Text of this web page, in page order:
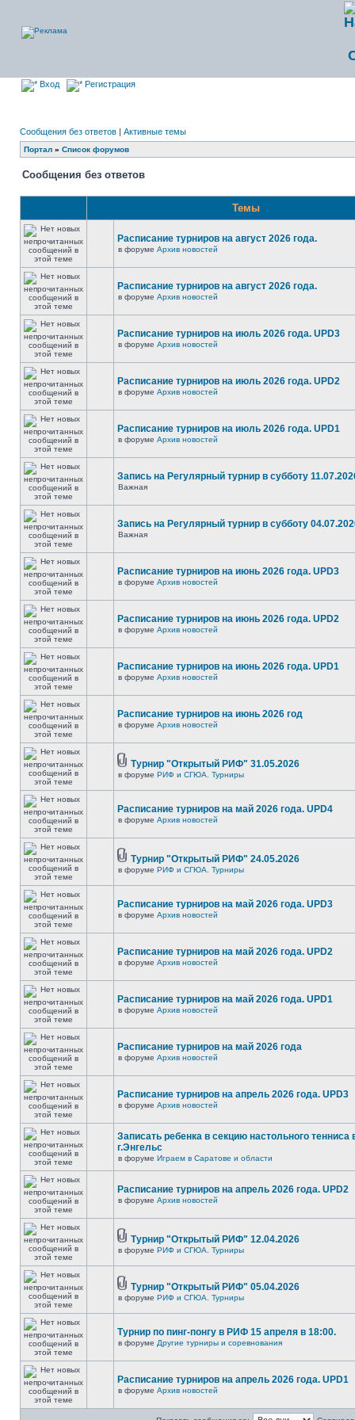
Вход Регистрация
Сообщения без ответов | Активные темы
Портал » Список форумов
Сообщения без ответов
Темы
Расписание турниров на август 2026 года.
в форуме Архив новостей
Расписание турниров на август 2026 года.
в форуме Архив новостей
Расписание турниров на июль 2026 года. UPD3
в форуме Архив новостей
Расписание турниров на июль 2026 года. UPD2
в форуме Архив новостей
Расписание турниров на июль 2026 года. UPD1
в форуме Архив новостей
Запись на Регулярный турнир в субботу
Важная
Запись на Регулярный турнир в субботу
Важная
Расписание турниров на июнь 2026 года. UPD3
в форуме Архив новостей
Расписание турниров на июнь 2026 года. UPD2
в форуме Архив новостей
Расписание турниров на июнь 2026 года. UPD1
в форуме Архив новостей
Расписание турниров на июнь 2026 год
в форуме Архив новостей
Турнир "Открытый РИФ" 31.05.2026
в форуме РИФ и СГЮА. Турниры
Расписание турниров на май 2026 года. UPD4
в форуме Архив новостей
Турнир "Открытый РИФ" 24.05.2026
в форуме РИФ и СГЮА. Турниры
Расписание турниров на май 2026 года. UPD3
в форуме Архив новостей
Расписание турниров на май 2026 года. UPD2
в форуме Архив новостей
Расписание турниров на май 2026 года. UPD1
в форуме Архив новостей
Расписание турниров на май 2026 года
в форуме Архив новостей
Расписание турниров на апрель 2026 года. UPD3
в форуме Архив новостей
Записать ребенка в секцию настольного тенниса
г.Энгельс
в форуме Играем в Саратове и области
Расписание турниров на апрель 2026 года. UPD2
в форуме Архив новостей
Турнир "Открытый РИФ" 12.04.2026
в форуме РИФ и СГЮА. Турниры
Турнир "Открытый РИФ" 05.04.2026
в форуме РИФ и СГЮА. Турниры
Турнир по пинг-понгу в РИФ 15 апреля в 18:00.
в форуме Другие турниры и соревнования
Расписание турниров на апрель 2026 года. UPD1
в форуме Архив новостей